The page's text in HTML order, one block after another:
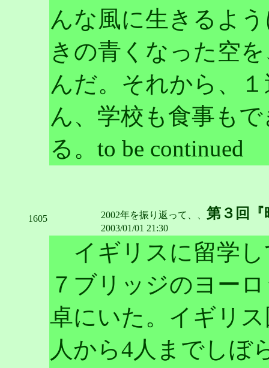
んな風に生きるよ
きの青くなった空
んだ。それから、
ん、学校も食事も
る。to be continued
1605 2002年を振り返って、、 第３回『
2003/01/01 21:30
イギリスに留学し
７ブリッジのヨー
卓にいた。イギリ
人から4人までしぼ